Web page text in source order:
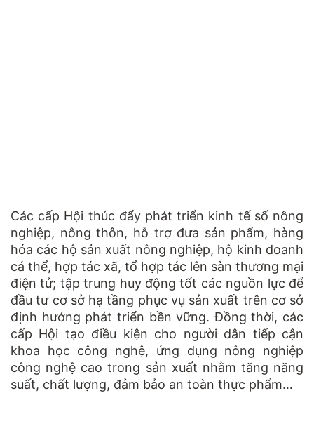
Các cấp Hội thúc đẩy phát triển kinh tế số nông
nghiệp, nông thôn, hỗ trợ đưa sản phẩm, hàng
hóa các hộ sản xuất nông nghiệp, hộ kinh doanh
cá thể, hợp tác xã, tổ hợp tác lên sàn thương mại
điện tử; tập trung huy động tốt các nguồn lực để
đầu tư cơ sở hạ tầng phục vụ sản xuất trên cơ sở
định hướng phát triển bền vững. Đồng thời, các
cấp Hội tạo điều kiện cho người dân tiếp cận
khoa học công nghệ, ứng dụng nông nghiệp
công nghệ cao trong sản xuất nhằm tăng năng
suất, chất lượng, đảm bảo an toàn thực phẩm…